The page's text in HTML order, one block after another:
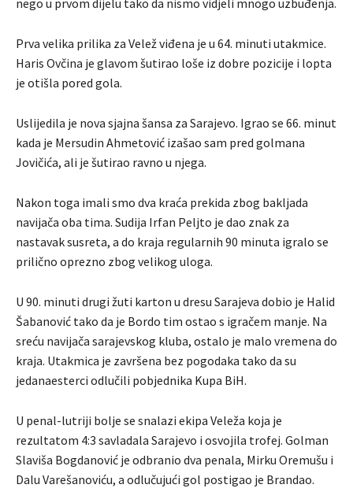
Prva velika prilika za Velež viđena je u 64. minuti utakmice.
Haris Ovčina je glavom šutirao loše iz dobre pozicije i lopta
je otišla pored gola.
Uslijedila je nova sjajna šansa za Sarajevo. Igrao se 66. minut
kada je Mersudin Ahmetović izašao sam pred golmana
Jovičića, ali je šutirao ravno u njega.
Nakon toga imali smo dva kraća prekida zbog bakljada
navijača oba tima. Sudija Irfan Peljto je dao znak za
nastavak susreta, a do kraja regularnih 90 minuta igralo se
prilično oprezno zbog velikog uloga.
U 90. minuti drugi žuti karton u dresu Sarajeva dobio je Halid
Šabanović tako da je Bordo tim ostao s igračem manje. Na
sreću navijača sarajevskog kluba, ostalo je malo vremena do
kraja. Utakmica je završena bez pogodaka tako da su
jedanaesterci odlučili pobjednika Kupa BiH.
U penal-lutriji bolje se snalazi ekipa Veleža koja je
rezultatom 4:3 savladala Sarajevo i osvojila trofej. Golman
Slaviša Bogdanović je odbranio dva penala, Mirku Oremušu i
Dalu Varešanoviću, a odlučujući gol postigao je Brandao.